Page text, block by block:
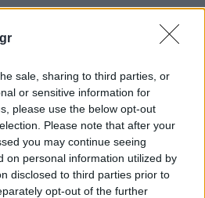
sale, sharing to third parties, or
or sensitive information for
please use the below opt-out
Please note that after your
you may continue seeing
on personal information utilized by
disclosed to third parties prior to
opt-out of the further
Στοχευμένες αλλαγές με επίκεντρο